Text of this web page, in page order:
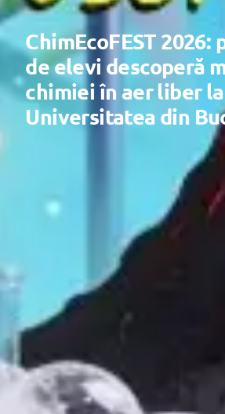
ChimEcoFEST 2026:
de elevi descoperă
chimiei în aer liber la
Universitatea din